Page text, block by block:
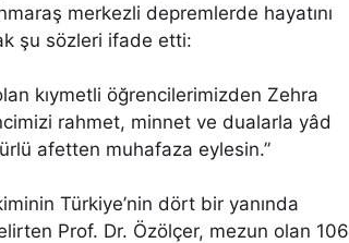
merkezli depremlerde hayatını
şu sözleri ifade etti:
kıymetli öğrencilerimizden Zehra
rahmet, minnet ve dualarla yâd
afetten muhafaza eylesin.”
Türkiye’nin dört bir yanında
Prof. Dr. Özölçer, mezun olan 106